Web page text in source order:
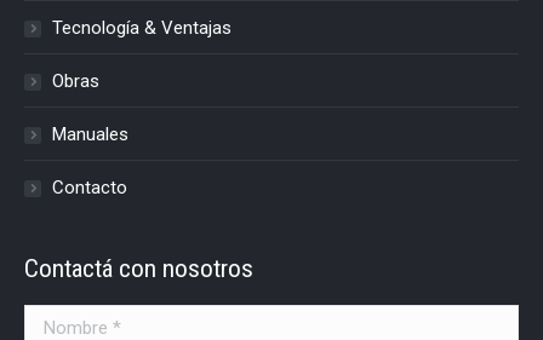
Tecnología & Ventajas
Obras
Manuales
Contacto
Contactá con nosotros
Nombre *